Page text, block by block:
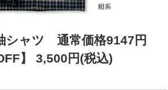
シャツ 通常価格9147円
】
3,500円(税込)